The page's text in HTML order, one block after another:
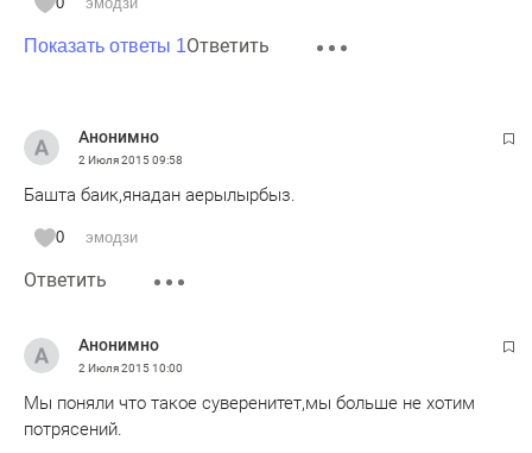
Показать ответы 1Ответить
Анонимно
2 Июля 201509:58
Башта баик,янадан аерылырбыз.
0 эмодзи
Ответить
Анонимно
2 Июля 201510:00
Мы поняли что такое суверенитет,мы больше не хотим
потрясений.